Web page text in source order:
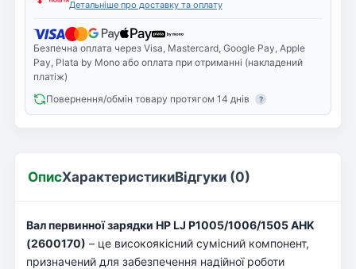
Детальніше про доставку та оплату
Безпечна оплата через Visa, Mastercard, Google Pay, Apple
Pay, Plata by Mono або оплата при отриманні (накладений
платіж)
Повернення/обмін товару протягом 14 днів
?
ОписХарактеристикиВідгуки (0)
Вал первинної зарядки HP LJ P1005/1006/1505 AHK
(2600170) – це високоякісний сумісний компонент,
призначений для забезпечення надійної роботи